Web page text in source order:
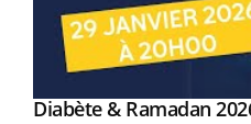
Youtube
Diabète & Ramadan